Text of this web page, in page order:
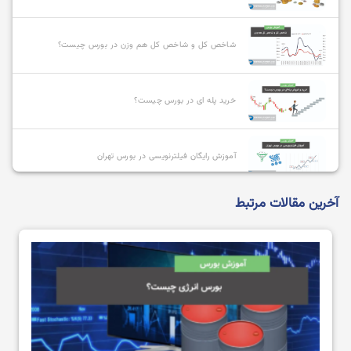
شاخص کل و شاخص کل هم وزن در بورس چیست؟
خرید پله ای در بورس چیست؟
آموزش رایگان فیلترنویسی در بورس تهران
کارگزار ناظر کیست و چگونه میتوانیم آن را تغییر دهیم؟
آموزش تحلیل فاندامنتال بورس
آخرین مقالات مرتبط